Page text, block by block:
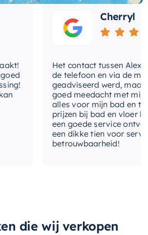
voor iedereen die op zoek is
duurzame en stijlvolle
badkameropslag.
2-3 weken
Cherryl
Het contact tussen Alex en
de telefoon en via de mail,
geadviseerd werd, maar
goed meedacht met mij.
alles voor mijn bad en toilet
prijzen bij bad en vloer
een goede service
een dikke tien voor service,
betrouwbaarheid!
die wij verkopen